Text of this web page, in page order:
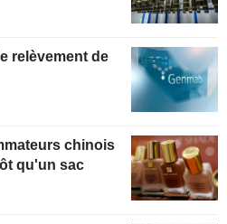
relèvement de
chinois
qu'un sac